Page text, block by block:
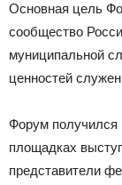
Основная цель
сообщество
муниципальной
ценностей
Форум получился
площадках
представители